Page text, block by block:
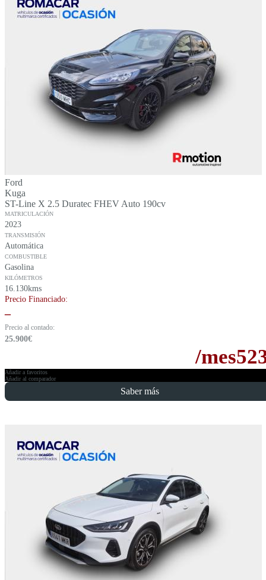
Ford
Kuga
ST-Line X 2.5 Duratec FHEV Auto 190cv
MATRICULACIÓN
2023
TRANSMISIÓN
Automática
COMBUSTIBLE
Gasolina
KILÓMETROS
16.130kms
Precio Financiado:
–
Precio al contado:
25.900€
/mes
Añadir a favoritos
Añadir al comparador
Saber más